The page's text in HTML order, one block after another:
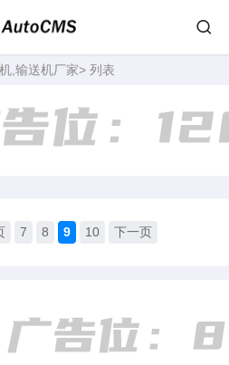
,输送机厂家> 列表
7 8 9 10 下一页